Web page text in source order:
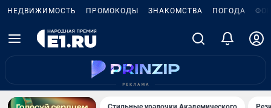
НЕДВИЖИМОСТЬ ПРОМОКОДЫ ЗНАКОМСТВА ПОГОДА